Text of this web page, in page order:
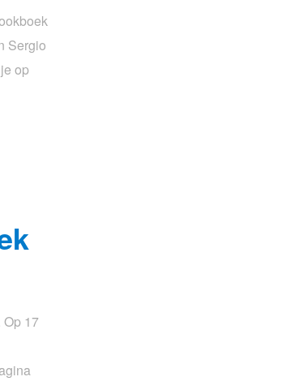
Sergio
op
Op 17